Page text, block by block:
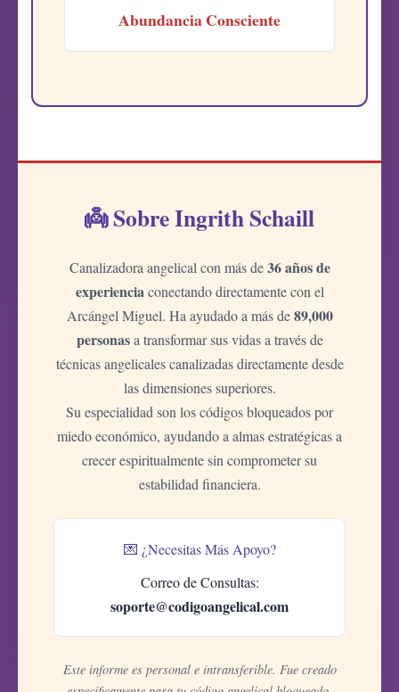
Abundancia Consciente
👼 Sobre Ingrith Schaill
Canalizadora angelical con más de36 años de
experiencia conectando directamente con el
Arcángel Miguel. Ha ayudado a más de89,000
personasa transformar sus vidas a través de
técnicas angelicales canalizadas directamente desde
las dimensiones superiores.
Su especialidad son los códigos bloqueados por
miedo económico, ayudando a almas estratégicas a
crecer espiritualmente sin comprometer su
estabilidad financiera.
💌 ¿Necesitas Más Apoyo?
Correo de Consultas:
soporte@codigoangelical.com
Este informe es personal e intransferible. Fue creado